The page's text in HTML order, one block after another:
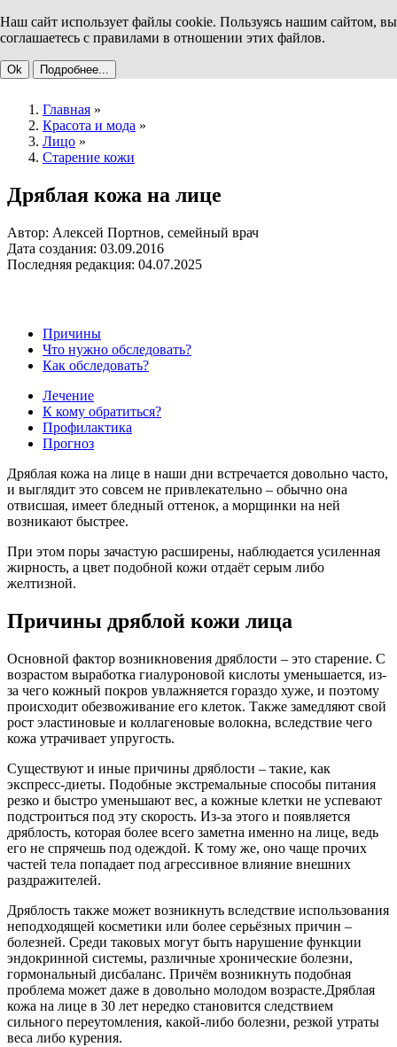
Наш сайт использует файлы cookie. Пользуясь нашим сайтом, вы
соглашаетесь с правилами в отношении этих файлов.
Ok Подробнее...
Главная »
Красота и мода »
Лицо »
Старение кожи
Дряблая кожа на лице
Автор: Алексей Портнов, семейный врач
Дата создания: 03.09.2016
Последняя редакция: 04.07.2025
Причины
Что нужно обследовать?
Как обследовать?
Лечение
К кому обратиться?
Профилактика
Прогноз
Дряблая кожа на лице в наши дни встречается довольно часто,
и выглядит это совсем не привлекательно – обычно она
отвисшая, имеет бледный оттенок, а морщинки на ней
возникают быстрее.
При этом поры зачастую расширены, наблюдается усиленная
жирность, а цвет подобной кожи отдаёт серым либо
желтизной.
Причины дряблой кожи лица
Основной фактор возникновения дряблости – это старение. С
возрастом выработка гиалуроновой кислоты уменьшается, из-
за чего кожный покров увлажняется гораздо хуже, и поэтому
происходит обезвоживание его клеток. Также замедляют свой
рост эластиновые и коллагеновые волокна, вследствие чего
кожа утрачивает упругость.
Существуют и иные причины дряблости – такие, как
экспресс-диеты. Подобные экстремальные способы питания
резко и быстро уменьшают вес, а кожные клетки не успевают
подстроиться под эту скорость. Из-за этого и появляется
дряблость, которая более всего заметна именно на лице, ведь
его не спрячешь под одеждой. К тому же, оно чаще прочих
частей тела попадает под агрессивное влияние внешних
раздражителей.
Дряблость также может возникнуть вследствие использования
неподходящей косметики или более серьёзных причин –
болезней. Среди таковых могут быть нарушение функции
эндокринной системы, различные хронические болезни,
гормональный дисбаланс. Причём возникнуть подобная
проблема может даже в довольно молодом возрасте.Дряблая
кожа на лице в 30 лет нередко становится следствием
сильного переутомления, какой-либо болезни, резкой утраты
веса либо курения.